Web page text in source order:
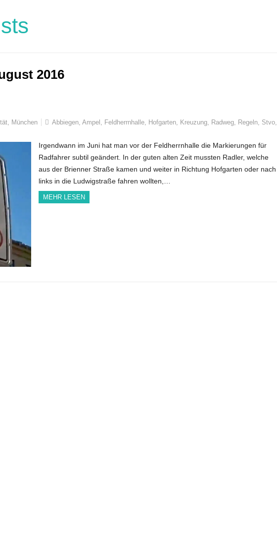
2016
, München Abbiegen, Ampel , Feldherrnhalle, Hofgarten, Kreuzung, Radweg, Regeln, Stvo,
Irgendwann im Juni hat man vor der Feldherrnhalle die Markierungen für
Radfahrer subtil geändert. In der guten alten Zeit mussten Radler, welche
aus der Brienner Straße kamen und weiter in Richtung Hofgarten oder nach
links in die Ludwigstraße fahren wollten,…
MEHR LESEN